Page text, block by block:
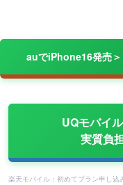
auでiPhone16発売＞
UQモバイ
実質負
楽天モバイル：初めてプラン申し